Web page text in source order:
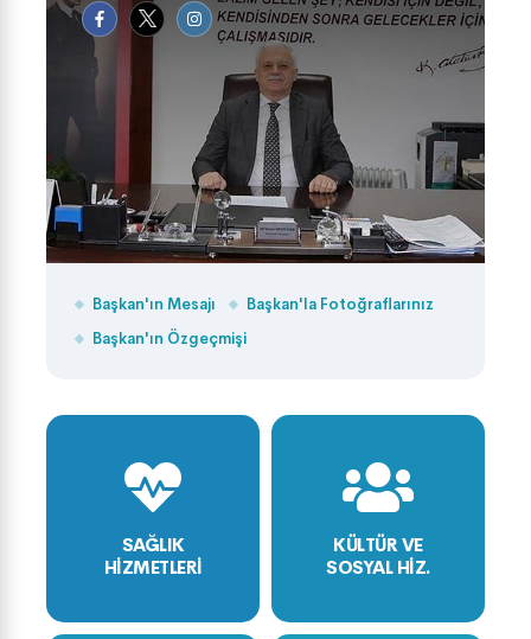
Başkan'ın Mesajı
Başkan'la Fotoğraflarınız
Başkan'ın Özgeçmişi
SAĞLIK
HİZMETLERİ
KÜLTÜR VE
SOSYAL HİZ.